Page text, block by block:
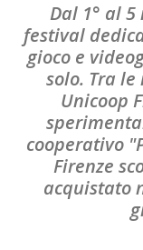
Dal 1° al
festival
gioco e
solo. Tra
Unicoop
cooperativo
Firenze
acquistato